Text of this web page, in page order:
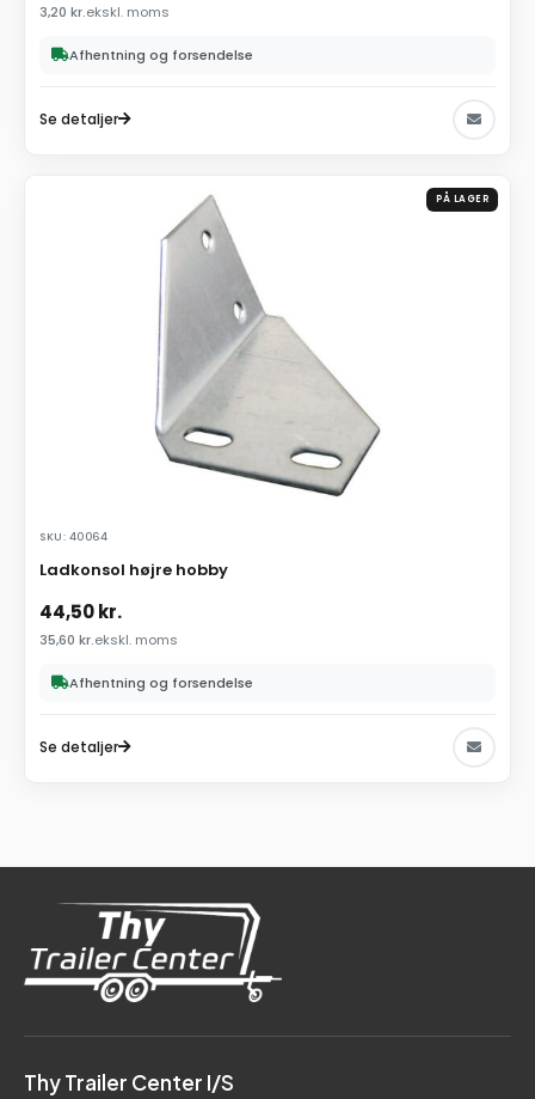
3,20 kr.ekskl. moms
Afhentning og forsendelse
Se detaljer
PÅ LAGER
SKU: 40064
Ladkonsol højre hobby
44,50kr.
35,60 kr.ekskl. moms
Afhentning og forsendelse
Se detaljer
Thy Trailer Center I/S